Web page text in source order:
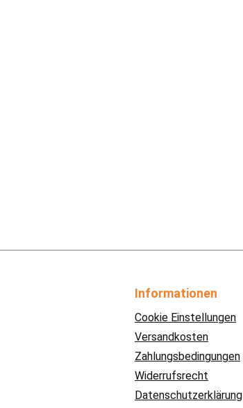
Informationen
Cookie Einstellungen
Versandkosten
Zahlungsbedingungen
Widerrufsrecht
Datenschutzerklärung